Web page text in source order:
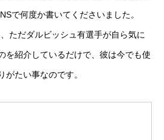
で何度か書いてくださいました。
ただダルビッシュ有選手が自ら気に
を紹介しているだけで、彼は今でも使
がたい事なのです。